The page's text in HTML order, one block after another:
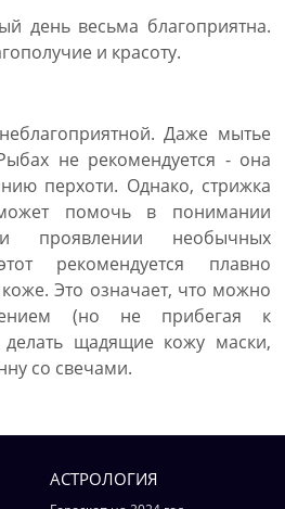
день весьма благоприятна.
и красоту.
Даже мытье
не рекомендуется - она
перхоти. Однако, стрижка
помочь в понимании
проявлении необычных
рекомендуется плавно
Это означает, что можно
(но не прибегая к
делать щадящие кожу маски,
со свечами.
АСТРОЛОГИЯ